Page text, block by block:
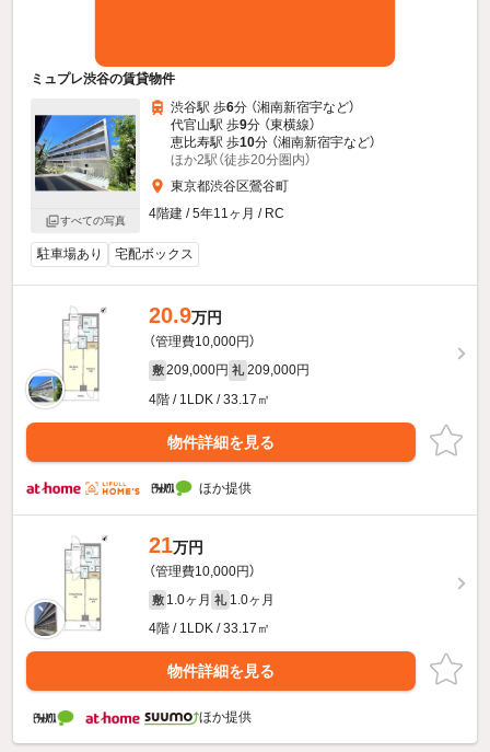
ミュプレ渋谷の賃貸物件
すべての写真
渋谷駅 歩6分 （湘南新宿宇など）
代官山駅 歩9分 （東横線）
恵比寿駅 歩10分 （湘南新宿宇など）
ほか2駅（徒歩20分圏内）
東京都渋谷区鶯谷町
4階建 / 5年11ヶ月 / RC
駐車場あり 宅配ボックス
20.9万円
（管理費10,000円）
敷 209,000円 礼 209,000円
4階 / 1LDK / 33.17㎡
物件詳細を見る
ほか提供
21万円
（管理費10,000円）
敷 1.0ヶ月 礼 1.0ヶ月
4階 / 1LDK / 33.17㎡
物件詳細を見る
ほか提供